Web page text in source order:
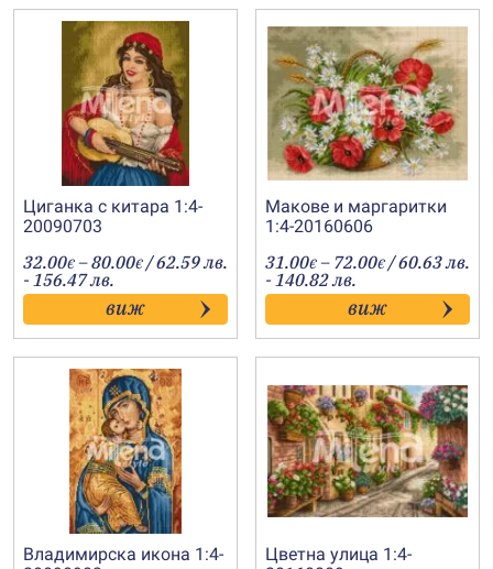
Циганка с китара 1:4-
20090703
32.00€ –80.00€Price
range:
32.00€
through
80.00€
/ 62.59 лв.
- 156.47 лв.
виж
Макове и маргаритки
1:4-20160606
31.00€ – 72.00€Price
range:
31.00€
through
72.00€
/ 60.63 лв.
- 140.82 лв.
виж
Владимирска икона 1:4-
Цветна улица 1:4-